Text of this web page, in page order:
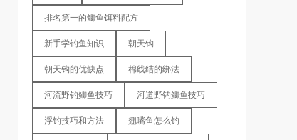
排名第一的鲫鱼饵料配方
新手学钓鱼知识 朝天钩
朝天钩的优缺点 棉线结的绑法
河流野钓鲫鱼技巧 河道野钓鲫鱼技巧
浮钓技巧和方法 翘嘴鱼怎么钓